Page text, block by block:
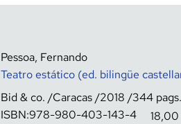
Pessoa, Fernando
Teatro estático (ed. bilingüe
Bid & co.
Caracas 2018 344
ISBN:978-980-403-143-4 18,00